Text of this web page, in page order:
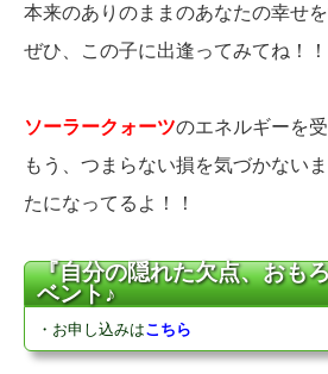
本来のありのままのあなたの幸せを
ぜひ、この子に出逢ってみてね！！
ソーラークォーツのエネルギーを受
もう、つまらない損を気づかない
たになってるよ！！
『自分の隠れた欠点、おも
ベント♪
・お申し込みはこちら